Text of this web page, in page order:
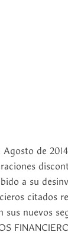
de
a su
citados
nuevos